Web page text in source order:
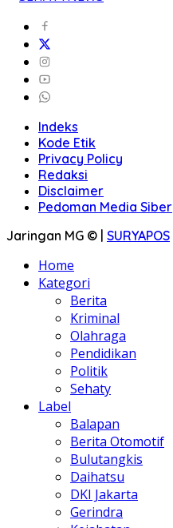
Indeks
Kode Etik
Privacy Policy
Redaksi
Disclaimer
Pedoman Media Siber
Jaringan MG © | SURYAPOS
Home
Kategori
Berita
Kriminal
Olahraga
Pendidikan
Politik
Sehaty
Label
Balapan
Berita Otomotif
Bulutangkis
Daihatsu
DKI Jakarta
Gerindra